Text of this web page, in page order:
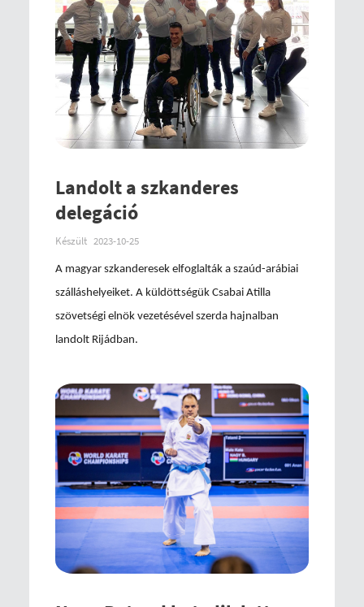
Landolt a szkanderes
delegáció
Készült 2023-10-25
A magyar szkanderesek elfoglalták a szaúd-arábiai
szálláshelyeiket. A küldöttségük Csabai Atilla
szövetségi elnök vezetésével szerda hajnalban
landolt Rijádban.